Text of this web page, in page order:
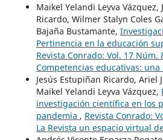
Maikel Yelandi Leyva Vázquez,
Ricardo, Wilmer Stalyn Coles
Bajaña Bustamante,
Pertinencia en la educación
Revista Conrado: Vol. 17 Núm.
Competencias educativas: una
Jesús Estupiñan Ricardo, Ariel
Maikel Yelandi Leyva Vázquez,
investigación científica en los
pandemia , Revista Conrado:
La Revista un espacio virtual